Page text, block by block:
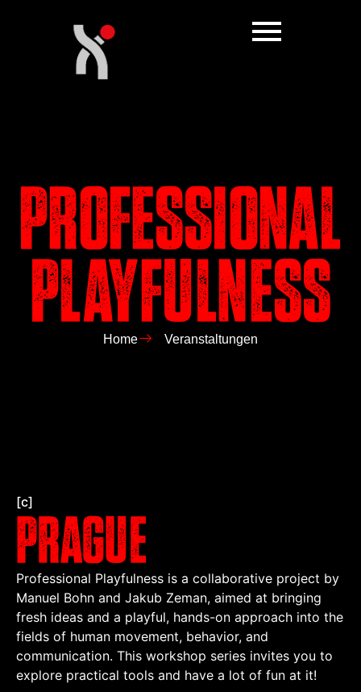
Professional
Playfulness
Home Veranstaltungen
[c]
Prague
Professional Playfulness is a collaborative project by
Manuel Bohn and Jakub Zeman, aimed at bringing
fresh ideas and a playful, hands-on approach into the
fields of human movement, behavior, and
communication. This workshop series invites you to
explore practical tools and have a lot of fun at it!